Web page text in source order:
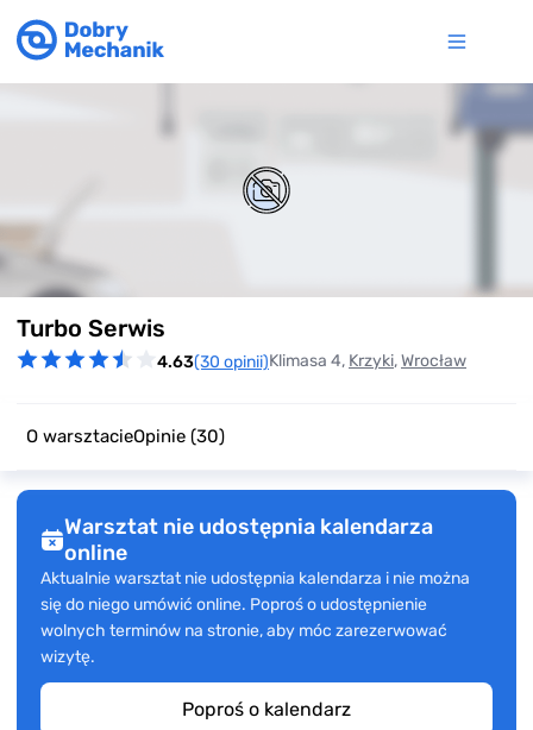
Turbo Serwis
4.63(30 opinii)Klimasa 4, Krzyki,Wrocław
O warsztacieOpinie (30)
Warsztat nie udostępnia kalendarza
online
Aktualnie warsztat nie udostępnia kalendarza i nie można
się do niego umówić online. Poproś o udostępnienie
wolnych terminów na stronie, aby móc zarezerwować
wizytę.
Poproś o kalendarz